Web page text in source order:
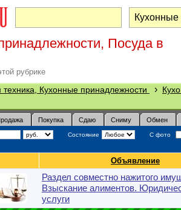
Посуда в
рубрике
техника, Кухонные принадлежности ›
Покупка Сдаю Сниму Обмен
Состояние С фото
Объявление
Раздел совместно нажитого
Взыскание алиментов.
услуги